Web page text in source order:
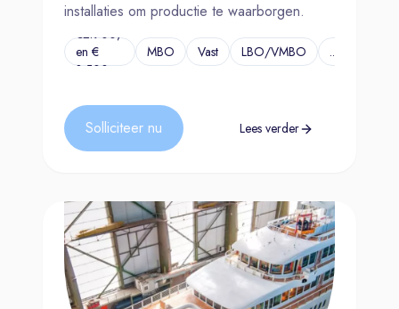
installaties om productie te waarborgen.
€2.900,-
en €
3.500,-
MBO Vast LBO/VMBO ...
Solliciteer nu Lees verder